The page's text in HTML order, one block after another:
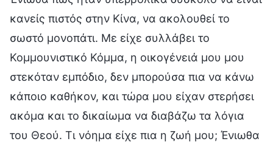
κανείς πιστός στην Κίνα, να ακολουθεί το
σωστό μονοπάτι. Με είχε συλλάβει το
Κομμουνιστικό Κόμμα, η οικογένειά μου μου
στεκόταν εμπόδιο, δεν μπορούσα πια να κάνω
κάποιο καθήκον, και τώρα μου είχαν στερήσει
ακόμα και το δικαίωμα να διαβάζω τα λόγια
του Θεού. Τι νόημα είχε πια η ζωή μου; Ένιωθα